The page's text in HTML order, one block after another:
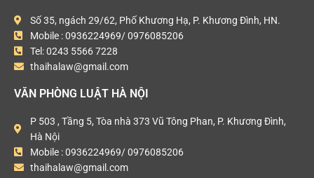
Số 35, ngách 29/62, Phố Khương Hạ, P. Khương Đình, HN.
Mobile : 0936224969/ 0976085206
Tel: 0243 5566 7228
thaihalaw@gmail.com
VĂN PHÒNG LUẬT HÀ NỘI
P 503 , Tầng 5, Tòa nhà 373 Vũ Tông Phan, P. Khương Đình,
Hà Nội
Mobile : 0936224969/ 0976085206
thaihalaw@gmail.com